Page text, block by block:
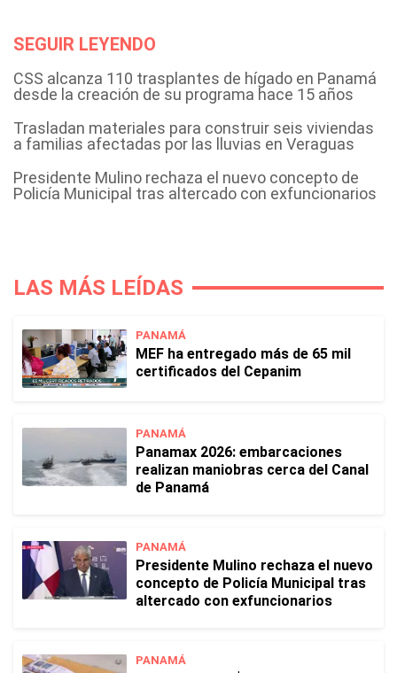
SEGUIR LEYENDO
CSS alcanza 110 trasplantes de hígado en Panamá
desde la creación de su programa hace 15 años
Trasladan materiales para construir seis viviendas
a familias afectadas por las lluvias en Veraguas
Presidente Mulino rechaza el nuevo concepto de
Policía Municipal tras altercado con exfuncionarios
LAS MÁS LEÍDAS
PANAMÁ
MEF ha entregado más de 65 mil
certificados del Cepanim
PANAMÁ
Panamax 2026: embarcaciones
realizan maniobras cerca del Canal
de Panamá
PANAMÁ
Presidente Mulino rechaza el nuevo
concepto de Policía Municipal tras
altercado con exfuncionarios
PANAMÁ